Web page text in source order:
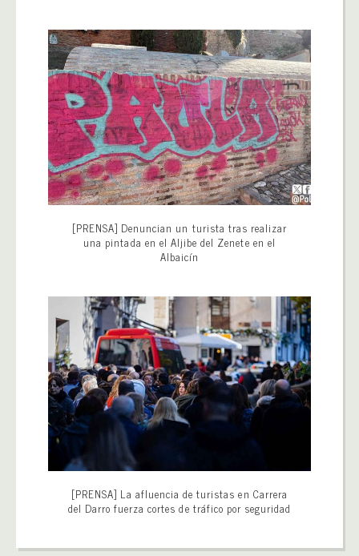
[PRENSA] Denuncian un turista tras realizar
una pintada en el Aljibe del Zenete en el
Albaicín
[PRENSA] La afluencia de turistas en Carrera
del Darro fuerza cortes de tráfico por seguridad